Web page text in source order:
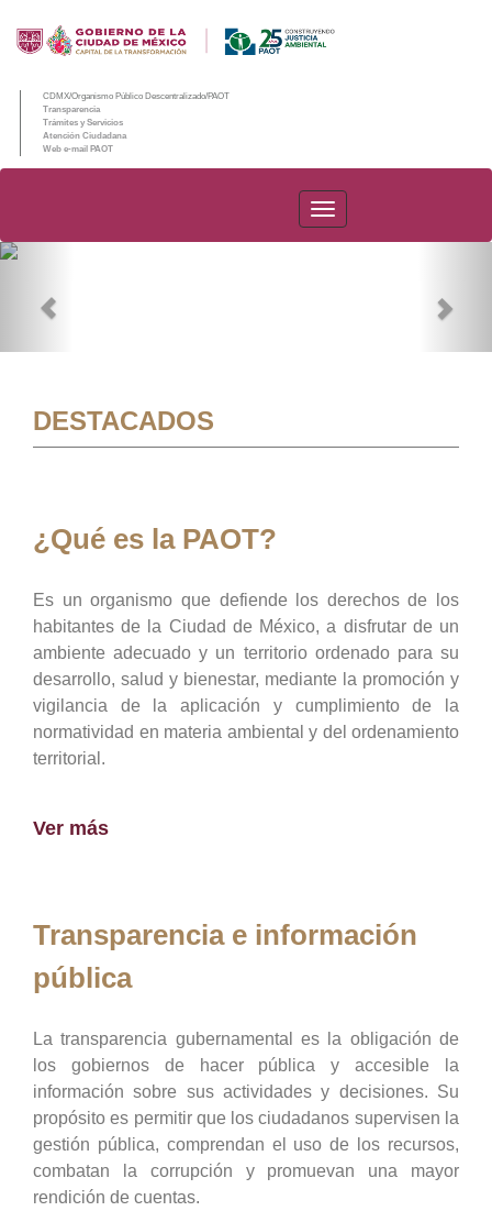
CDMX/Organismo Público Descentralizado/PAOT
Transparencia
Trámites y Servicios
Atención Ciudadana
Web e-mail PAOT
PAOT
DESTACADOS
¿Qué es la PAOT?
Es un organismo que defiende los derechos de los
habitantes de la Ciudad de México, a disfrutar de un
ambiente adecuado y un territorio ordenado para su
desarrollo, salud y bienestar, mediante la promoción y
vigilancia de la aplicación y cumplimiento de la
normatividad en materia ambiental y del ordenamiento
territorial.
Ver más
Transparencia e información
pública
La transparencia gubernamental es la obligación de
los gobiernos de hacer pública y accesible la
información sobre sus actividades y decisiones. Su
propósito es permitir que los ciudadanos supervisen la
gestión pública, comprendan el uso de los recursos,
combatan la corrupción y promuevan una mayor
rendición de cuentas.